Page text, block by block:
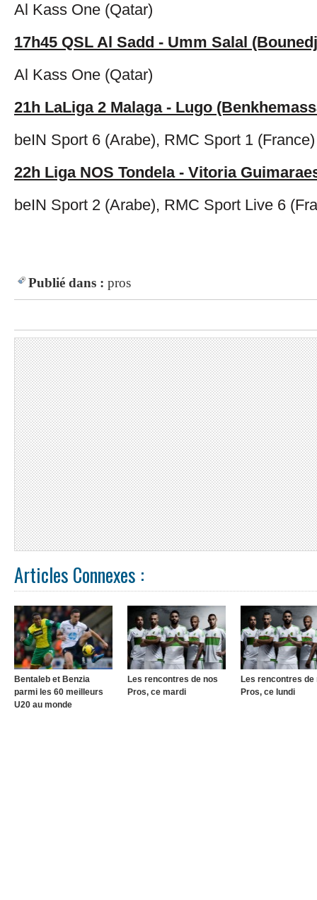
Al Kass One (Qatar)
17h45 QSL Al Sadd - Umm Salal
Al Kass One (Qatar)
21h LaLiga 2 Malaga - Lugo
beIN Sport 6 (Arabe), RMC Sport 1 (France)
22h Liga NOS Tondela - Vitoria
beIN Sport 2 (Arabe), RMC Sport Live 6
Publié dans : pros
Articles Connexes :
Bentaleb et Benzia
parmi les 60 meilleurs
U20 au monde
Les rencontres de nos
Pros, ce mardi
Les rencontres de
Pros, ce lundi